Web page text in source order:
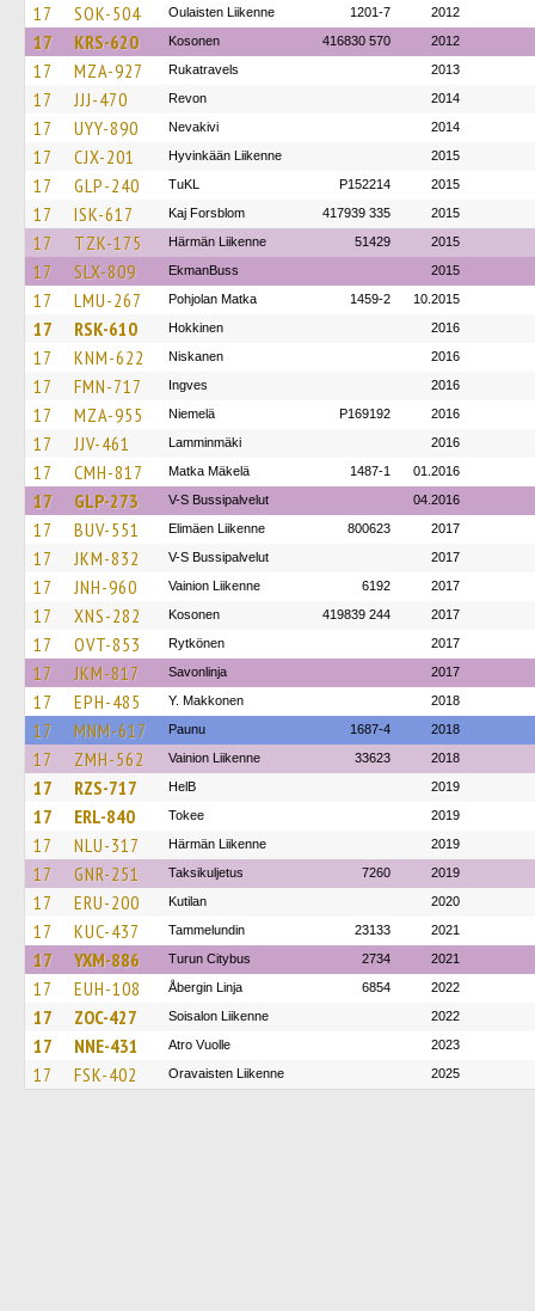
17 SOK-504 Oulaisten Liikenne 1201-7 2012
17 KRS-620 Kosonen 416830 570 2012
17 MZA-927 Rukatravels 2013
17 JJJ-470 Revon 2014
17 UYY-890 Nevakivi 2014
17 CJX-201 Hyvinkään Liikenne 2015
17 GLP-240 TuKL P152214 2015
17 ISK-617 Kaj Forsblom 417939 335 2015
17 TZK-175 Härmän Liikenne 51429 2015
17 SLX-809 EkmanBuss 2015
17 LMU-267 Pohjolan Matka 1459-2 10.2015
17 RSK-610 Hokkinen 2016
17 KNM-622 Niskanen 2016
17 FMN-717 Ingves 2016
17 MZA-955 Niemelä P169192 2016
17 JJV-461 Lamminmäki 2016
17 CMH-817 Matka Mäkelä 1487-1 01.2016
17 GLP-273 V-S Bussipalvelut 04.2016
17 BUV-551 Elimäen Liikenne 800623 2017
17 JKM-832 V-S Bussipalvelut 2017
17 JNH-960 Vainion Liikenne 6192 2017
17 XNS-282 Kosonen 419839 244 2017
17 OVT-853 Rytkönen 2017
17 JKM-817 Savonlinja 2017
17 EPH-485 Y. Makkonen 2018
17 MNM-617 Paunu 1687-4 2018
17 ZMH-562 Vainion Liikenne 33623 2018
17 RZS-717 HelB 2019
17 ERL-840 Tokee 2019
17 NLU-317 Härmän Liikenne 2019
17 GNR-251 Taksikuljetus 7260 2019
17 ERU-200 Kutilan 2020
17 KUC-437 Tammelundin 23133 2021
17 YXM-886 Turun Citybus 2734 2021
17 EUH-108 Åbergin Linja 6854 2022
17 ZOC-427 Soisalon Liikenne 2022
17 NNE-431 Atro Vuolle 2023
17 FSK-402 Oravaisten Liikenne 2025